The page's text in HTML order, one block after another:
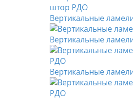
Вертикальные
Вертикальные
Вертикальные